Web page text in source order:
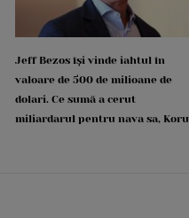
Jeff Bezos își vinde iahtul în
valoare de 500 de milioane de
dolari. Ce sumă a cerut
miliardarul pentru nava sa, Koru